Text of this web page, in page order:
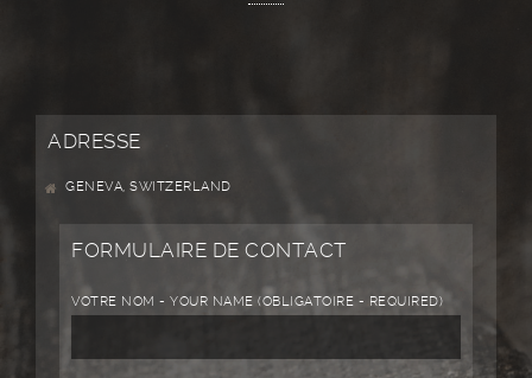
ADRESSE
GENEVA, SWITZERLAND
FORMULAIRE DE CONTACT
VOTRE NOM - YOUR NAME (OBLIGATOIRE - REQUIRED)